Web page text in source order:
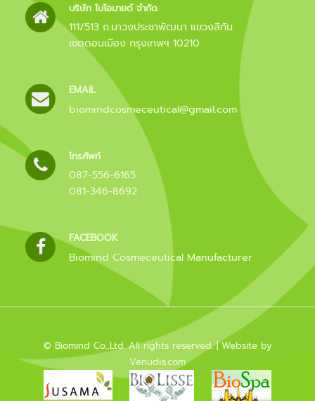
บริษัท ไบโอมายด์ จำกัด
111/513 ถ.นาวงประชาพัฒนา แขวงสีกัน
เขตดอนเมือง กรุงเทพฯ 10210
EMAIL
biomindcosmeceutical@gmail.com
โทรศัพท์
087-556-6165
081-346-8692
FACEBOOK
Biomind Cosmeceutical Manufacturer
© Biomind Co.,Ltd.All rights reserved.| Website by
Venudia.com